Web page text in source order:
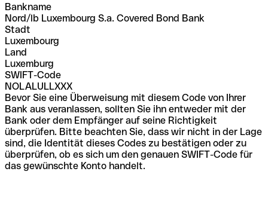
Bankname
Nord/lb Luxembourg S.a. Covered Bond Bank
Stadt
Luxembourg
Land
Luxemburg
SWIFT-Code
NOLALULLXXX
Bevor Sie eine Überweisung mit diesem Code von Ihrer
Bank aus veranlassen, sollten Sie ihn entweder mit der
Bank oder dem Empfänger auf seine Richtigkeit
überprüfen. Bitte beachten Sie, dass wir nicht in der Lage
sind, die Identität dieses Codes zu bestätigen oder zu
überprüfen, ob es sich um den genauen SWIFT-Code für
das gewünschte Konto handelt.